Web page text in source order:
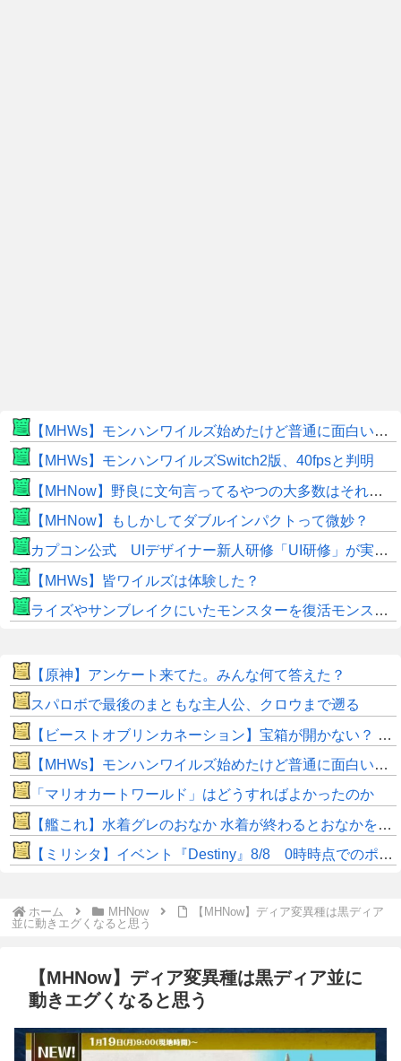
【MHWs】モンハンワイルズ始めたけど普通に面白いじゃん
【MHWs】モンハンワイルズSwitch2版、40fpsと判明
【MHNow】野良に文句言ってるやつの大多数はそれしてないだけの雑魚だから聞く耳持つだけムダよ
【MHNow】もしかしてダブルインパクトって微妙？
カプコン公式 UIデザイナー新人研修「UI研修」が実装まで進みました！
【MHWs】皆ワイルズは体験した？
ライズやサンブレイクにいたモンスターを復活モンスターと呼ぶのはやめよう
【原神】アンケート来てた。みんな何て答えた？
スパロボで最後のまともな主人公、クロウまで遡る
【ビーストオブリンカネーション】宝箱が開かない？ パスワードやマップ仕様に不満
【MHWs】モンハンワイルズ始めたけど普通に面白いじゃん
「マリオカートワールド」はどうすればよかったのか
【艦これ】水着グレのおなか 水着が終わるとおなかを隠してしまうから今のうちに堪能しておく 他
【ミリシタ】イベント『Destiny』8/8 0時時点でのポイント、ハイスコアのボーダー
ホーム MHNow
【MHNow】ディア変異種は黒ディア
並に動きエグくなると思う
【MHNow】ディア変異種は黒ディア並に
動きエグくなると思う